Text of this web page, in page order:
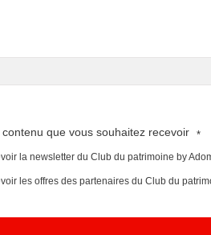
que vous souhaitez recevoir *
la newsletter du Club du patrimoine by
les offres des partenaires du Club du